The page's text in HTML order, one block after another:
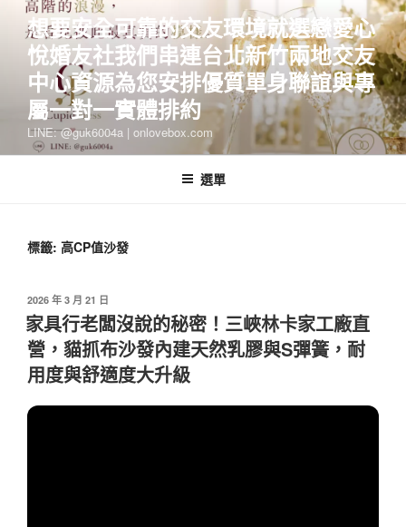
想要安全可靠的交友環境就選戀愛心
悅婚友社我們串連台北新竹兩地交友
中心資源為您安排優質單身聯誼與專
屬一對一實體排約
LINE: @guk6004a | onlovebox.com
選單
標籤: 高CP值沙發
發
佈
於
2026 年 3 月 21 日
家具行老闆沒說的秘密！三峽林卡家工廠直
營，貓抓布沙發內建天然乳膠與S彈簧，耐
用度與舒適度大升級